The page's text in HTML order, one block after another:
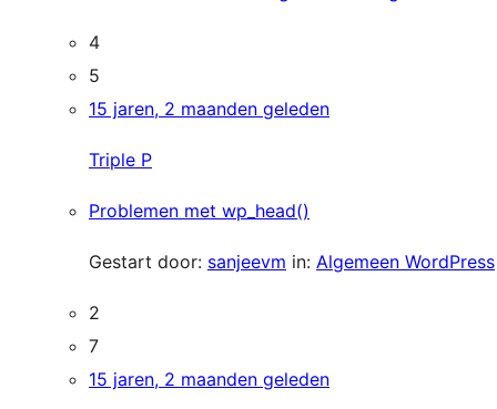
4
5
15 jaren, 2 maanden geleden
Triple P
Problemen met wp_head()
Gestart door: sanjeevm in: Algemeen WordPress
2
7
15 jaren, 2 maanden geleden